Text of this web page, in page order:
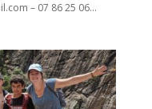
– 07 86 25 06...